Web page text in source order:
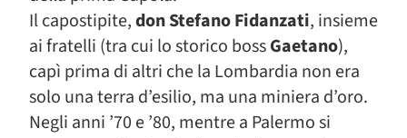
Il capostipite,don Stefano Fidanzati, insieme
ai fratelli (tra cui lo storico bossGaetano),
capì prima di altri che la Lombardia non era
solo una terra d’esilio, ma una miniera d’oro.
Negli anni ’70 e ’80, mentre a Palermo si